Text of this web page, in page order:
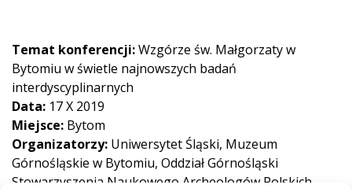
Temat konferencji:Wzgórze św. Małgorzaty w
Bytomiu w świetle najnowszych badań
interdyscyplinarnych
Data: 17 X 2019
Miejsce: Bytom
Organizatorzy: Uniwersytet Śląski, Muzeum
Górnośląskie w Bytomiu, Oddział Górnośląski
Stowarzyszenia Naukowego Archeologów Polskich